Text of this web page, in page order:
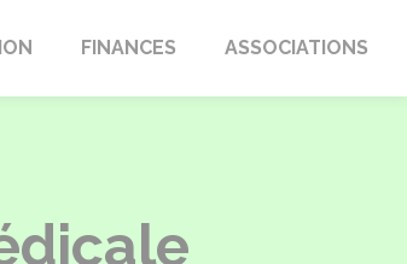
FINANCES ASSOCIATIONS